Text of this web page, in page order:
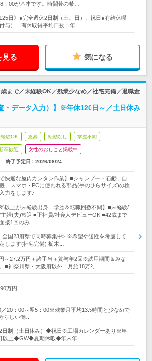
：00が基本です。時間帯の希…
125日》●完全週休2日制（土、日）、祝日●有給休暇
付与） 有休取得平均日数：年…
見る 気になる
まで／未経験OK／残業少なめ／社宅完備／退職金
・データ入力）】※年休120日～／土日休み
験OK 急募 転勤なし 学歴不問
卒歓迎 女性のおしごと掲載中
終了予定日： 2026/08/24
で快適な屋内カンタン作業】■シャンプー・石鹸、自
、スマホ・PCに使われる部品(手のひらサイズ)の検
力をします♪
以上が未経験出身｜学歴＆転職回数不問】■未経験/
主婦(夫)歓迎 ■正社員/社会人デビューOK ■42歳まで
接1回のみ
全国23府県で同時募集中> ※希望や適性を考慮して
します(社宅完備) 栃木…
～27.2万円＋諸手当＋賞与年2回※試用期間＆みな
■神奈川県・大阪府以外：月給18万2,…
万円
／20：00～翌5：00※残業月平均13.5時間と少なめで
らしい働…
日制（土日休み）◆祝日※工場カレンダーあり※年
以上◆GW◆夏期休暇◆年末年…